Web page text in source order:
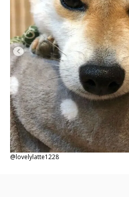
@lovelylatte1228